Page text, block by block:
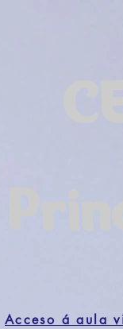
Acceso á aula